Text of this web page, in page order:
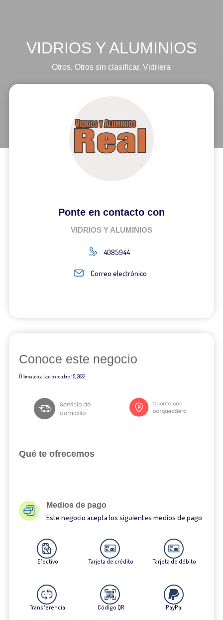
VIDRIOS Y ALUMINIOS
Otros, Otros sin clasificar,Vidriera
Ponte en contacto con
VIDRIOS Y ALUMINIOS
4085944
Correo electrónico
Conoce este negocio
Última actualizaciónoctubre 15, 2022
Qué te ofrecemos
Medios de pago
Este negocio acepta los siguientes medios de pago
Efectivo Tarjeta de crédito Tarjeta de débito
Transferencia Código QR PayPal